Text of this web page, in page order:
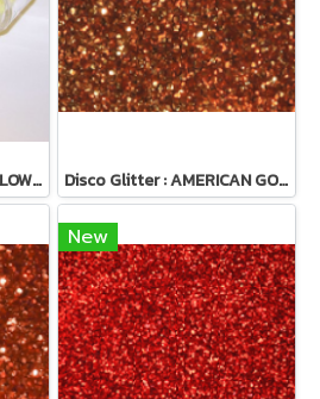
Disco Glitter : BABY YELLOW 5 g Disco Glitter : AMERICAN GOLD 5g
New